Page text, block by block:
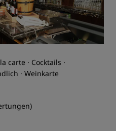
carte · Cocktails ·
· Weinkarte